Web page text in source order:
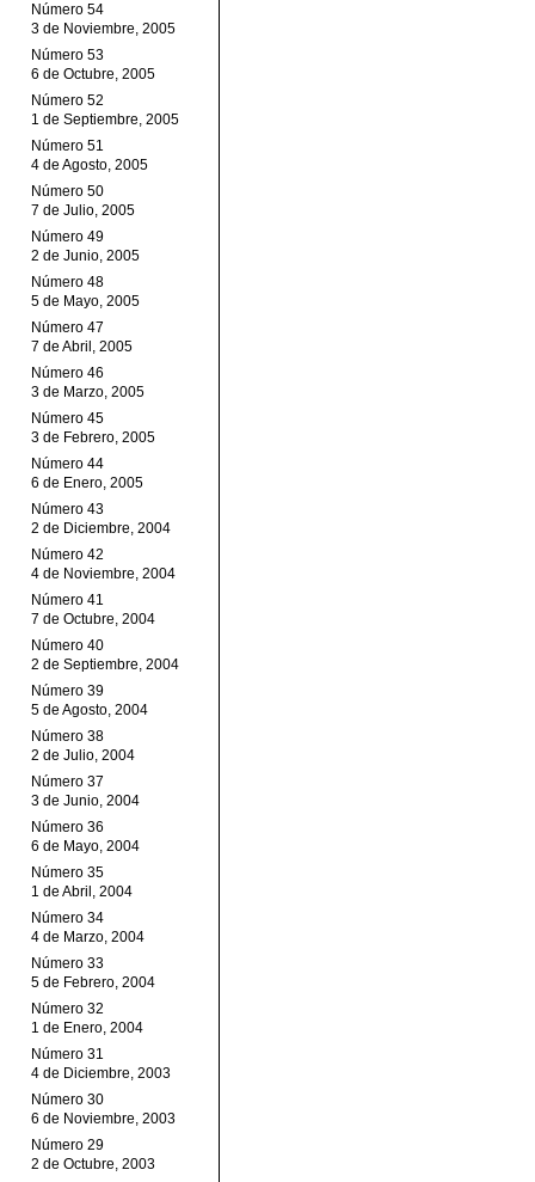
Número 54
3 de Noviembre, 2005
Número 53
6 de Octubre, 2005
Número 52
1 de Septiembre, 2005
Número 51
4 de Agosto, 2005
Número 50
7 de Julio, 2005
Número 49
2 de Junio, 2005
Número 48
5 de Mayo, 2005
Número 47
7 de Abril, 2005
Número 46
3 de Marzo, 2005
Número 45
3 de Febrero, 2005
Número 44
6 de Enero, 2005
Número 43
2 de Diciembre, 2004
Número 42
4 de Noviembre, 2004
Número 41
7 de Octubre, 2004
Número 40
2 de Septiembre, 2004
Número 39
5 de Agosto, 2004
Número 38
2 de Julio, 2004
Número 37
3 de Junio, 2004
Número 36
6 de Mayo, 2004
Número 35
1 de Abril, 2004
Número 34
4 de Marzo, 2004
Número 33
5 de Febrero, 2004
Número 32
1 de Enero, 2004
Número 31
4 de Diciembre, 2003
Número 30
6 de Noviembre, 2003
Número 29
2 de Octubre, 2003